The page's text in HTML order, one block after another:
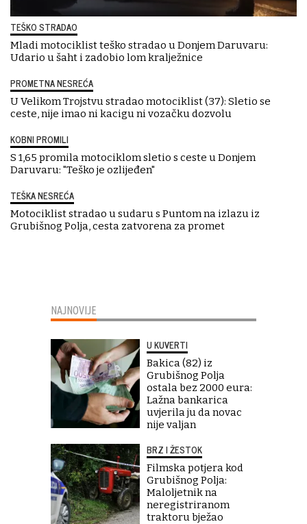
TEŠKO STRADAO
Mladi motociklist teško stradao u Donjem Daruvaru:
Udario u šaht i zadobio lom kralježnice
PROMETNA NESREĆA
U Velikom Trojstvu stradao motociklist (37): Sletio se
ceste, nije imao ni kacigu ni vozačku dozvolu
KOBNI PROMILI
S 1,65 promila motociklom sletio s ceste u Donjem
Daruvaru: "Teško je ozlijeđen"
TEŠKA NESREĆA
Motociklist stradao u sudaru s Puntom na izlazu iz
Grubišnog Polja, cesta zatvorena za promet
NAJNOVIJE
U KUVERTI
Bakica (82) iz
Grubišnog Polja
ostala bez 2000 eura:
Lažna bankarica
uvjerila ju da novac
nije valjan
BRZ I ŽESTOK
Filmska potjera kod
Grubišnog Polja:
Maloljetnik na
neregistriranom
traktoru bježao